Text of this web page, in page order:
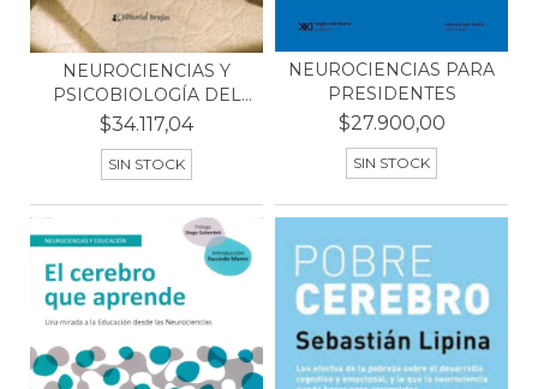
NEUROCIENCIAS Y
PSICOBIOLOGÍA DEL
ESTRÉS...
$34.117,04
SIN STOCK
NEUROCIENCIAS PARA
PRESIDENTES
$27.900,00
SIN STOCK